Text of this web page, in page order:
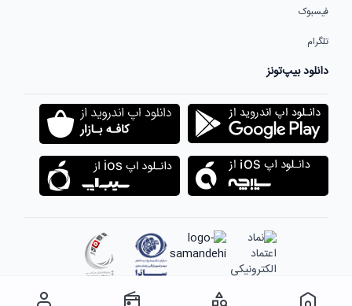
فیسبوک
تلگرام
دانلود بیپ‌تونز